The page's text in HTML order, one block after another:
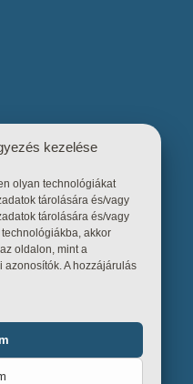
kezelése
olyan technológiákat
tárolására és/vagy
tárolására és/vagy
akkor
oldalon, mint a
A hozzájárulás